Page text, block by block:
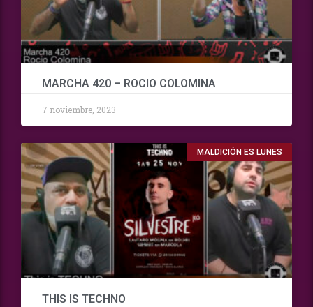
MARCHA 420 – ROCIO COLOMINA
7 noviembre, 2023
MALDICIÓN ES LUNES
THIS IS TECHNO